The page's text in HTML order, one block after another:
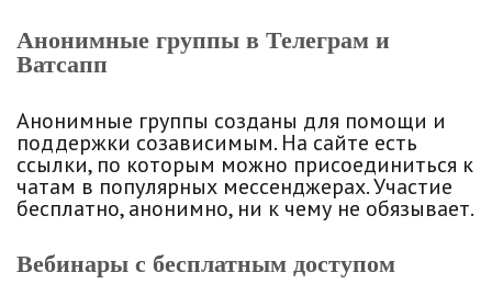
Анонимные группы в Телеграм и
Ватсапп
Анонимные группы созданы для помощи и
поддержки созависимым. На сайте есть
ссылки, по которым можно присоединиться к
чатам в популярных мессенджерах. Участие
бесплатно, анонимно, ни к чему не обязывает.
Вебинары с бесплатным доступом